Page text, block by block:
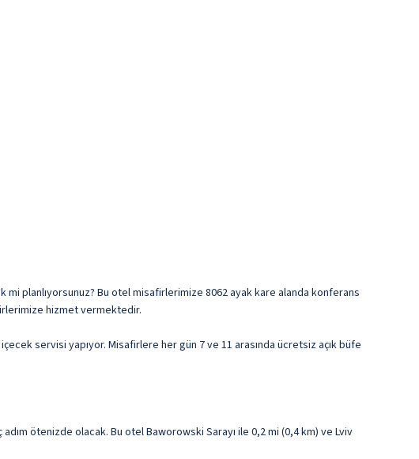
planlıyorsunuz? Bu otel misafirlerimize 8062 ayak kare alanda konferans
hizmet vermektedir.
servisi yapıyor. Misafirlere her gün 7 ve 11 arasında ücretsiz açık büfe
ötenizde olacak. Bu otel Baworowski Sarayı ile 0,2 mi (0,4 km) ve Lviv